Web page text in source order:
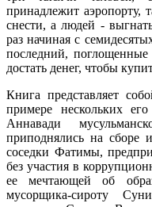
принадлежит аэропорту,
снести, а людей -
раз начиная с
последний,
достать денег, чтобы
Книга представляет
примере нескольких
Аннавади
приподнялись на сборе
соседки Фатимы,
без участия в
ее мечтающей об
мусорщика-сироту